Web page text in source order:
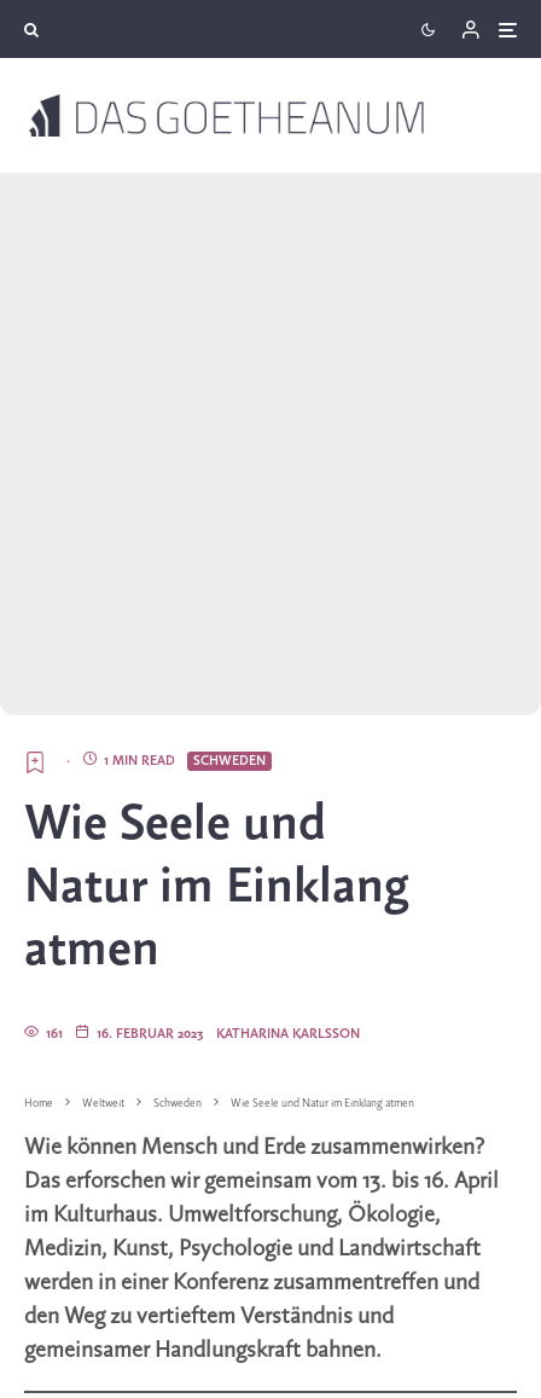
SCHWEDEN
1 MIN READ
·
Wie Seele und
Natur im Einklang
atmen
KATHARINA KARLSSON
16. FEBRUAR 2023
161
Home Weltweit Schweden Wie Seele und Natur im Einklang atmen
Wie können Mensch und Erde zusammenwirken?
Das erforschen wir gemeinsam vom 13. bis 16. April
im Kulturhaus. Umweltforschung, Ökologie,
Medizin, Kunst, Psychologie und Landwirtschaft
werden in einer Konferenz zusammentreffen und
den Weg zu vertieftem Verständnis und
gemeinsamer Handlungskraft bahnen.